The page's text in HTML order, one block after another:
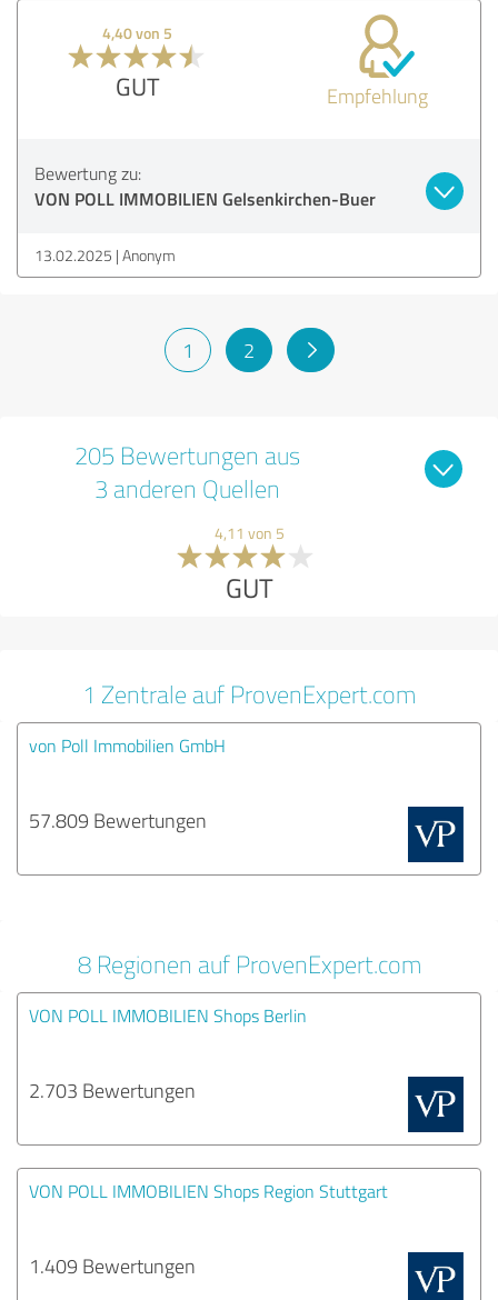
4,40 von 5
GUT Empfehlung
Bewertung zu:
VON POLL IMMOBILIEN Gelsenkirchen-Buer
13.02.2025 Anonym
1 2
205 Bewertungen aus
3 anderen Quellen
4,11 von 5
GUT
1 Zentrale auf ProvenExpert.com
von Poll Immobilien GmbH
57.809 Bewertungen
8 Regionen auf ProvenExpert.com
VON POLL IMMOBILIEN Shops Berlin
2.703 Bewertungen
VON POLL IMMOBILIEN Shops Region Stuttgart
1.409 Bewertungen